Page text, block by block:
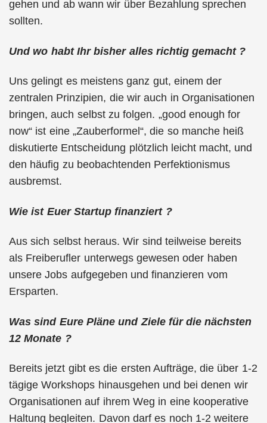
gehen und ab wann wir über Bezahlung sprechen
sollten.
Und wo habt Ihr bisher alles richtig gemacht ?
Uns gelingt es meistens ganz gut, einem der
zentralen Prinzipien, die wir auch in Organisationen
bringen, auch selbst zu folgen. „good enough for
now“ ist eine „Zauberformel“, die so manche heiß
diskutierte Entscheidung plötzlich leicht macht, und
den häufig zu beobachtenden Perfektionismus
ausbremst.
Wie ist Euer Startup finanziert ?
Aus sich selbst heraus. Wir sind teilweise bereits
als Freiberufler unterwegs gewesen oder haben
unsere Jobs aufgegeben und finanzieren vom
Ersparten.
Was sind Eure Pläne und Ziele für die nächsten
12 Monate ?
Bereits jetzt gibt es die ersten Aufträge, die über 1-2
tägige Workshops hinausgehen und bei denen wir
Organisationen auf ihrem Weg in eine kooperative
Haltung begleiten. Davon darf es noch 1-2 weitere